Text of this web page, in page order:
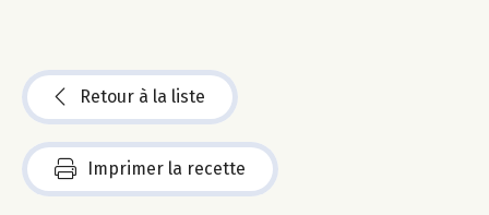
Retour à la liste
Imprimer la recette